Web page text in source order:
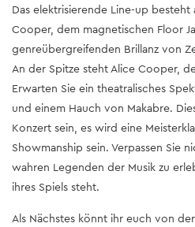
Das elektrisierende Line-up
Cooper, dem magnetischen Floor
genreübergreifenden Brillanz von
An der Spitze steht Alice Cooper,
Erwarten Sie ein theatralisches
und einem Hauch von Makabre.
Konzert sein, es wird eine
Showmanship sein. Verpassen Sie
wahren Legenden der Musik zu
ihres Spiels steht.
Als Nächstes könnt ihr euch von